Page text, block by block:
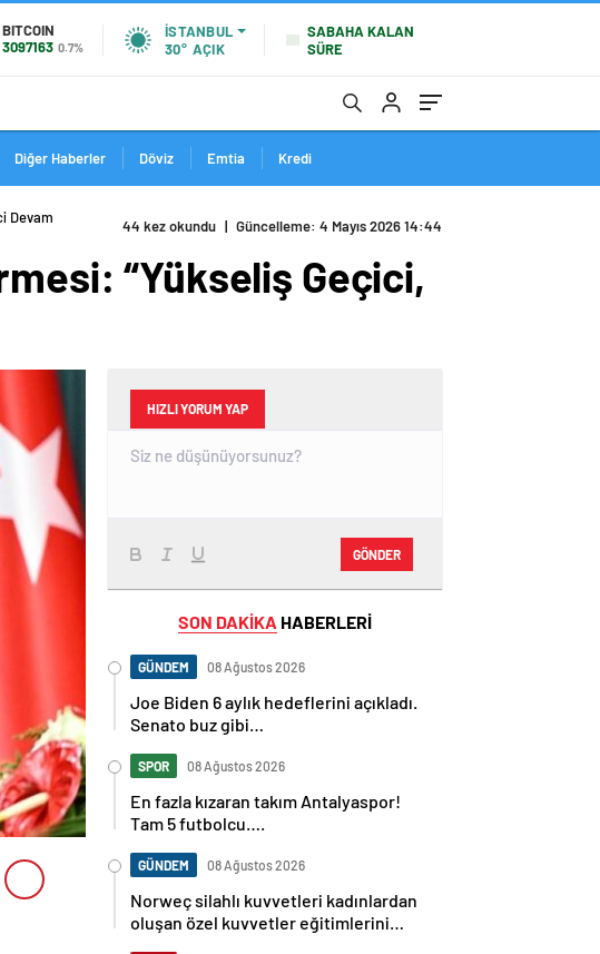
BITCOIN
3097163 0.7%
İSTANBUL
30° AÇIK
SABAHA KALAN
SÜRE
Diğer Haberler Döviz Emtia Kredi
Devam
44 kez okundu | Güncelleme: 4 Mayıs 2026 14:44
“Yükseliş Geçici,
HIZLI YORUM YAP
GÖNDER
SON DAKİKA HABERLERİ
GÜNDEM 08 Ağustos 2026
Joe Biden 6 aylık hedeflerini açıkladı.
Senato buz gibi…
SPOR 08 Ağustos 2026
En fazla kızaran takım Antalyaspor!
Tam 5 futbolcu….
GÜNDEM 08 Ağustos 2026
Norweç silahlı kuvvetleri kadınlardan
oluşan özel kuvvetler eğitimlerini